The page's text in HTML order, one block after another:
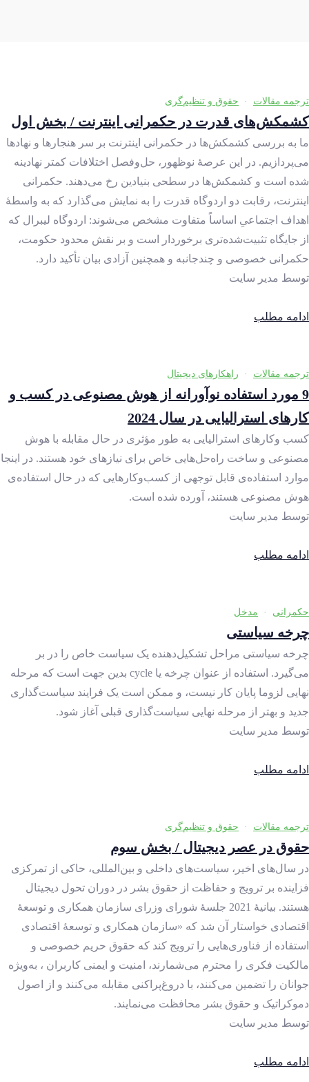
ترجمه مقالات · حقوق و تنظیم‌گری
کشمکش‌های قدرت در حکمرانی اینترنت / بخش اول
ما به بررسی کشمکش‌ها در حکمرانی اینترنت بر سر هنجارها و نهادها
می‌پردازیم. در این عرصۀ نوظهور، حل‌وفصل اختلافات کمتر نهادینه‌
شده است و کشمکش‌ها در سطحی بنیادین رخ می‌دهند. حکمرانی
اینترنت، رقابت دو اردوگاه قدرت را به نمایش می‎‌گذارد که به‌ واسطۀ
اهداف اجتماعیِ اساساً متفاوت مشخص می‌شوند: اردوگاه لیبرال که
از جایگاه تثبیت‌شده‌تری برخوردار است و بر نقش محدود حکومت،
حکمرانی خصوصی و چندجانبه و همچنین آزادی بیان تأکید دارد.
توسط مدیر سایت
ادامه مطلب
ترجمه مقالات · راهکارهای دیجیتال
9 مورد استفاده‌ نوآورانه از هوش مصنوعی در کسب‌ و
کارهای استرالیایی در سال 2024
کسب ‌وکارهای استرالیایی به‌ طور مؤثری در حال مقابله با هوش
مصنوعی و ساخت راه‌حل‌هایی خاص برای نیازهای خود هستند. در اینجا
موارد استفاده‌ی قابل توجهی از کسب‌وکارهایی که در حال استفاده‌ی
هوش مصنوعی هستند، آورده شده است.
توسط مدیر سایت
ادامه مطلب
حکمرانی · مدخل
چرخه سیاستی
چرخه سیاستی مراحل تشکیل‌دهنده یک سیاست خاص را در بر
می‌گیرد. استفاده از عنوان چرخه یا cycle بدین جهت است که مرحله
نهایی لزوما پایان کار نیست، و ممکن است یک فرایند سیاست‌گذاری
جدید و بهتر از مرحله نهایی سیاست‌گذاری قبلی آغاز شود.
توسط مدیر سایت
ادامه مطلب
ترجمه مقالات · حقوق و تنظیم‌گری
حقوق در عصر دیجیتال / بخش سوم
در سال‌های اخیر، سیاست‌های داخلی و بین‌المللی، حاکی از تمرکزی
فزاینده بر ترویج و حفاظت از حقوق بشر در دوران تحول دیجیتال
هستند. بیانیۀ 2021 جلسۀ شورای وزرای سازمان همکاری و توسعۀ
اقتصادی خواستار آن شد که «سازمان همکاری و توسعۀ اقتصادی
استفاده از فناوری‌هایی را ترویج کند که حقوق حریم خصوصی و
مالکیت فکری را محترم می‌شمارند، امنیت و ایمنی کاربران ، به‌ویژه
جوانان را تضمین می‌کنند، با دروغ‌پراکنی مقابله می‌کنند و از اصول
دموکراتیک و حقوق بشر محافظت می‌نمایند.
توسط مدیر سایت
ادامه مطلب